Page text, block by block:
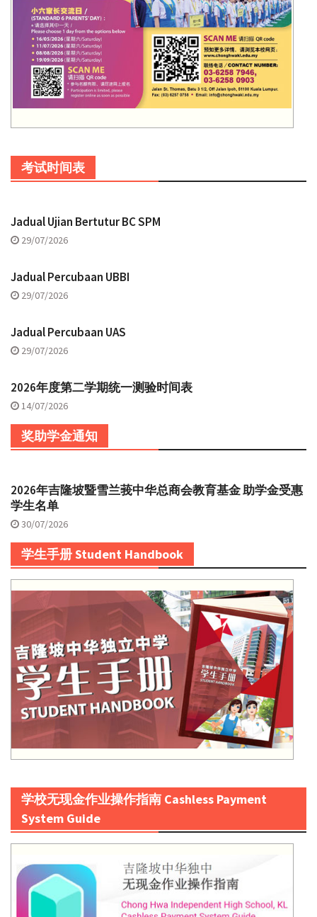
考试时间表
Jadual Ujian Bertutur BC SPM
29/07/2026
Jadual Percubaan UBBI
29/07/2026
Jadual Percubaan UAS
29/07/2026
2026年度第二学期统一测验时间表
14/07/2026
奖助学金通知
2026年吉隆坡暨雪兰莪中华总商会教育基金 助学金受惠
学生名单
30/07/2026
学生手册 Student Handbook
学校无现金作业操作指南 Cashless Payment
System Guide